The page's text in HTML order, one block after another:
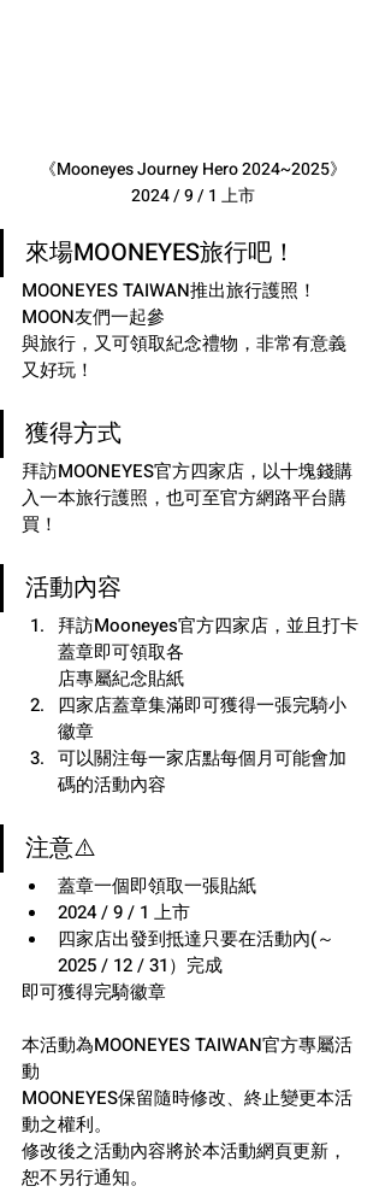
《Mooneyes Journey Hero 2024~2025》
2024 / 9 / 1 上市
來場MOONEYES旅行吧！
MOONEYES TAIWAN推出旅行護照！
MOON友們一起參
與旅行，又可領取紀念禮物，非常有意義
又好玩！
獲得方式
拜訪MOONEYES官方四家店，以十塊錢購
入一本旅行護照，也可至官方網路平台購
買！
活動內容
拜訪Mooneyes官方四家店，並且打卡
蓋章即可領取各
店專屬紀念貼紙
四家店蓋章集滿即可獲得一張完騎小
徽章
可以關注每一家店點每個月可能會加
碼的活動內容
注意⚠️
蓋章一個即領取一張貼紙
2024 / 9 / 1 上市
四家店出發到抵達只要在活動內(～
2025 / 12 / 31）完成
即可獲得完騎徽章
本活動為MOONEYES TAIWAN官方專屬活
動
MOONEYES保留隨時修改、終止變更本活
動之權利。
修改後之活動內容將於本活動網頁更新，
恕不另行通知。